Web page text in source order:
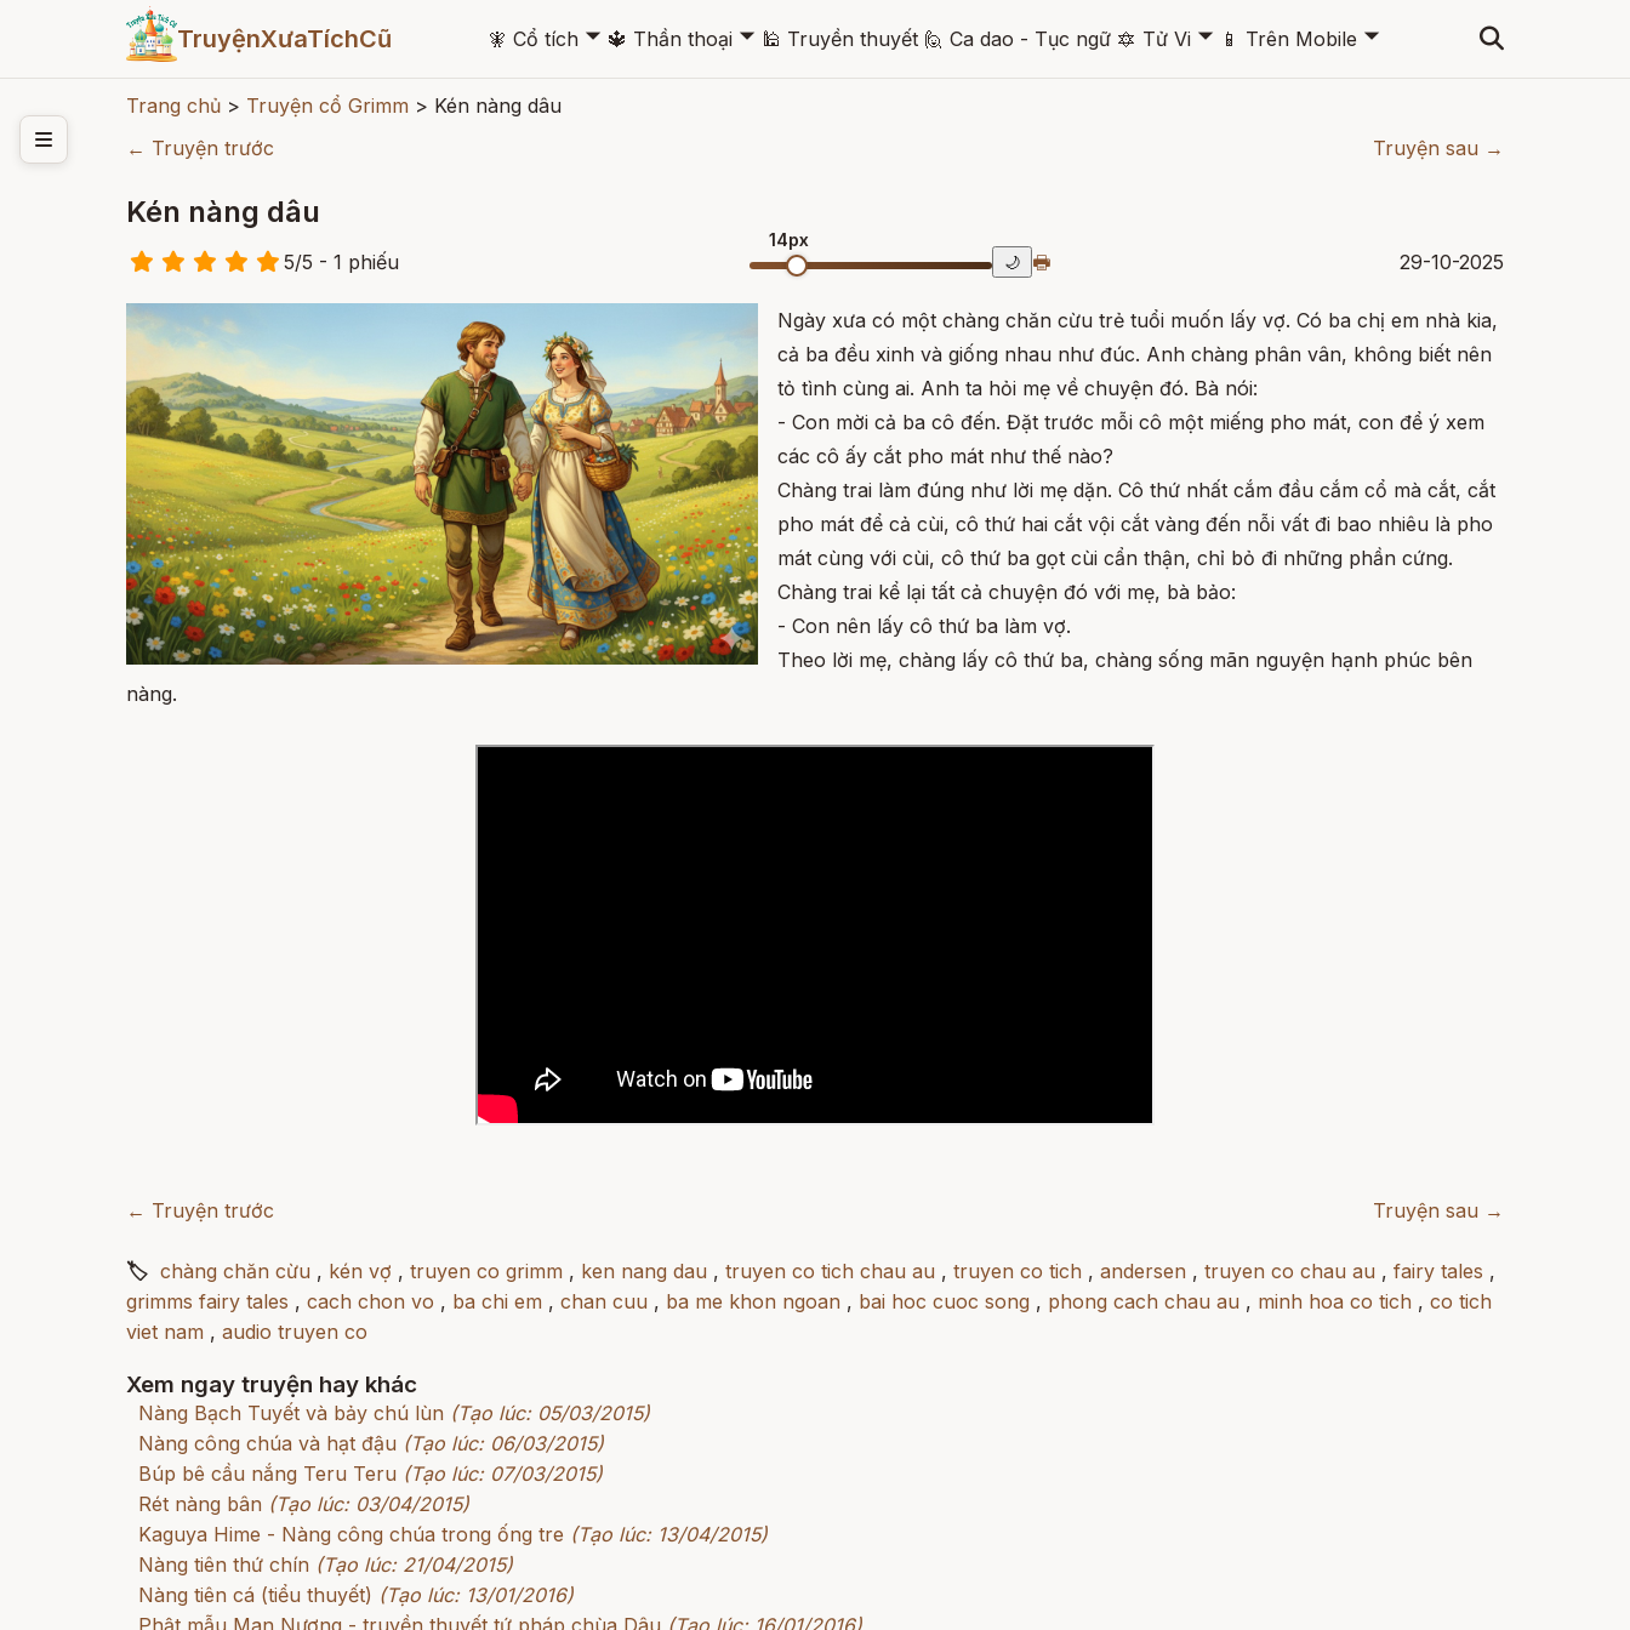
TruyệnXưaTíchCũ 🧚 Cổ tích 🞃 🔱 Thần thoại 🞃 🕌 Truyền thuyết 🙋 Ca dao - Tục ngữ 🔯 Tử Vi 🞃 📱 Trên Mobile 🞃
Trang chủ > Truyện cổ Grimm > Kén nàng dâu
← Truyện trước
Truyện sau →
Kén nàng dâu
5/5 - 1 phiếu
14px
🌙 🖶 29-10-2025
Ngày xưa có một chàng chăn cừu trẻ tuổi muốn lấy vợ. Có ba chị em nhà kia,
cả ba đều xinh và giống nhau như đúc. Anh chàng phân vân, không biết nên
tỏ tình cùng ai. Anh ta hỏi mẹ về chuyện đó. Bà nói:
- Con mời cả ba cô đến. Đặt trước mỗi cô một miếng pho mát, con để ý xem
các cô ấy cắt pho mát như thế nào?
Chàng trai làm đúng như lời mẹ dặn. Cô thứ nhất cắm đầu cắm cổ mà cắt, cắt
pho mát để cả cùi, cô thứ hai cắt vội cắt vàng đến nỗi vất đi bao nhiêu là pho
mát cùng với cùi, cô thứ ba gọt cùi cẩn thận, chỉ bỏ đi những phần cứng.
Chàng trai kể lại tất cả chuyện đó với mẹ, bà bảo:
- Con nên lấy cô thứ ba làm vợ.
Theo lời mẹ, chàng lấy cô thứ ba, chàng sống mãn nguyện hạnh phúc bên
nàng.
← Truyện trước Truyện sau →
🏷 chàng chăn cừu , kén vợ , truyen co grimm , ken nang dau , truyen co tich chau au , truyen co tich , andersen , truyen co chau au , fairy tales ,
grimms fairy tales , cach chon vo , ba chi em , chan cuu , ba me khon ngoan , bai hoc cuoc song , phong cach chau au , minh hoa co tich , co tich
viet nam , audio truyen co
Xem ngay truyện hay khác
Nàng Bạch Tuyết và bảy chú lùn (Tạo lúc: 05/03/2015)
Nàng công chúa và hạt đậu (Tạo lúc: 06/03/2015)
Búp bê cầu nắng Teru Teru (Tạo lúc: 07/03/2015)
Rét nàng bân (Tạo lúc: 03/04/2015)
Kaguya Hime - Nàng công chúa trong ống tre (Tạo lúc: 13/04/2015)
Nàng tiên thứ chín (Tạo lúc: 21/04/2015)
Nàng tiên cá (tiểu thuyết) (Tạo lúc: 13/01/2016)
Phật mẫu Man Nương - truyền thuyết tứ pháp chùa Dâu (Tạo lúc: 16/01/2016)